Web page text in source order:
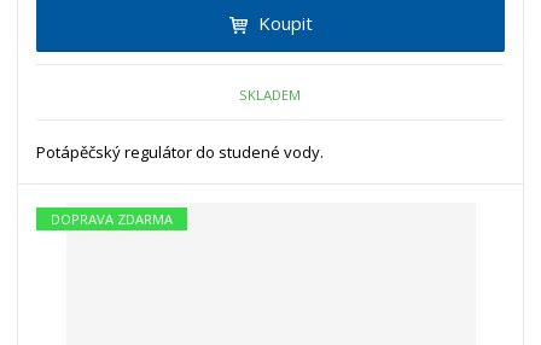
Koupit
SKLADEM
Potápěčský regulátor do studené vody.
DOPRAVA ZDARMA